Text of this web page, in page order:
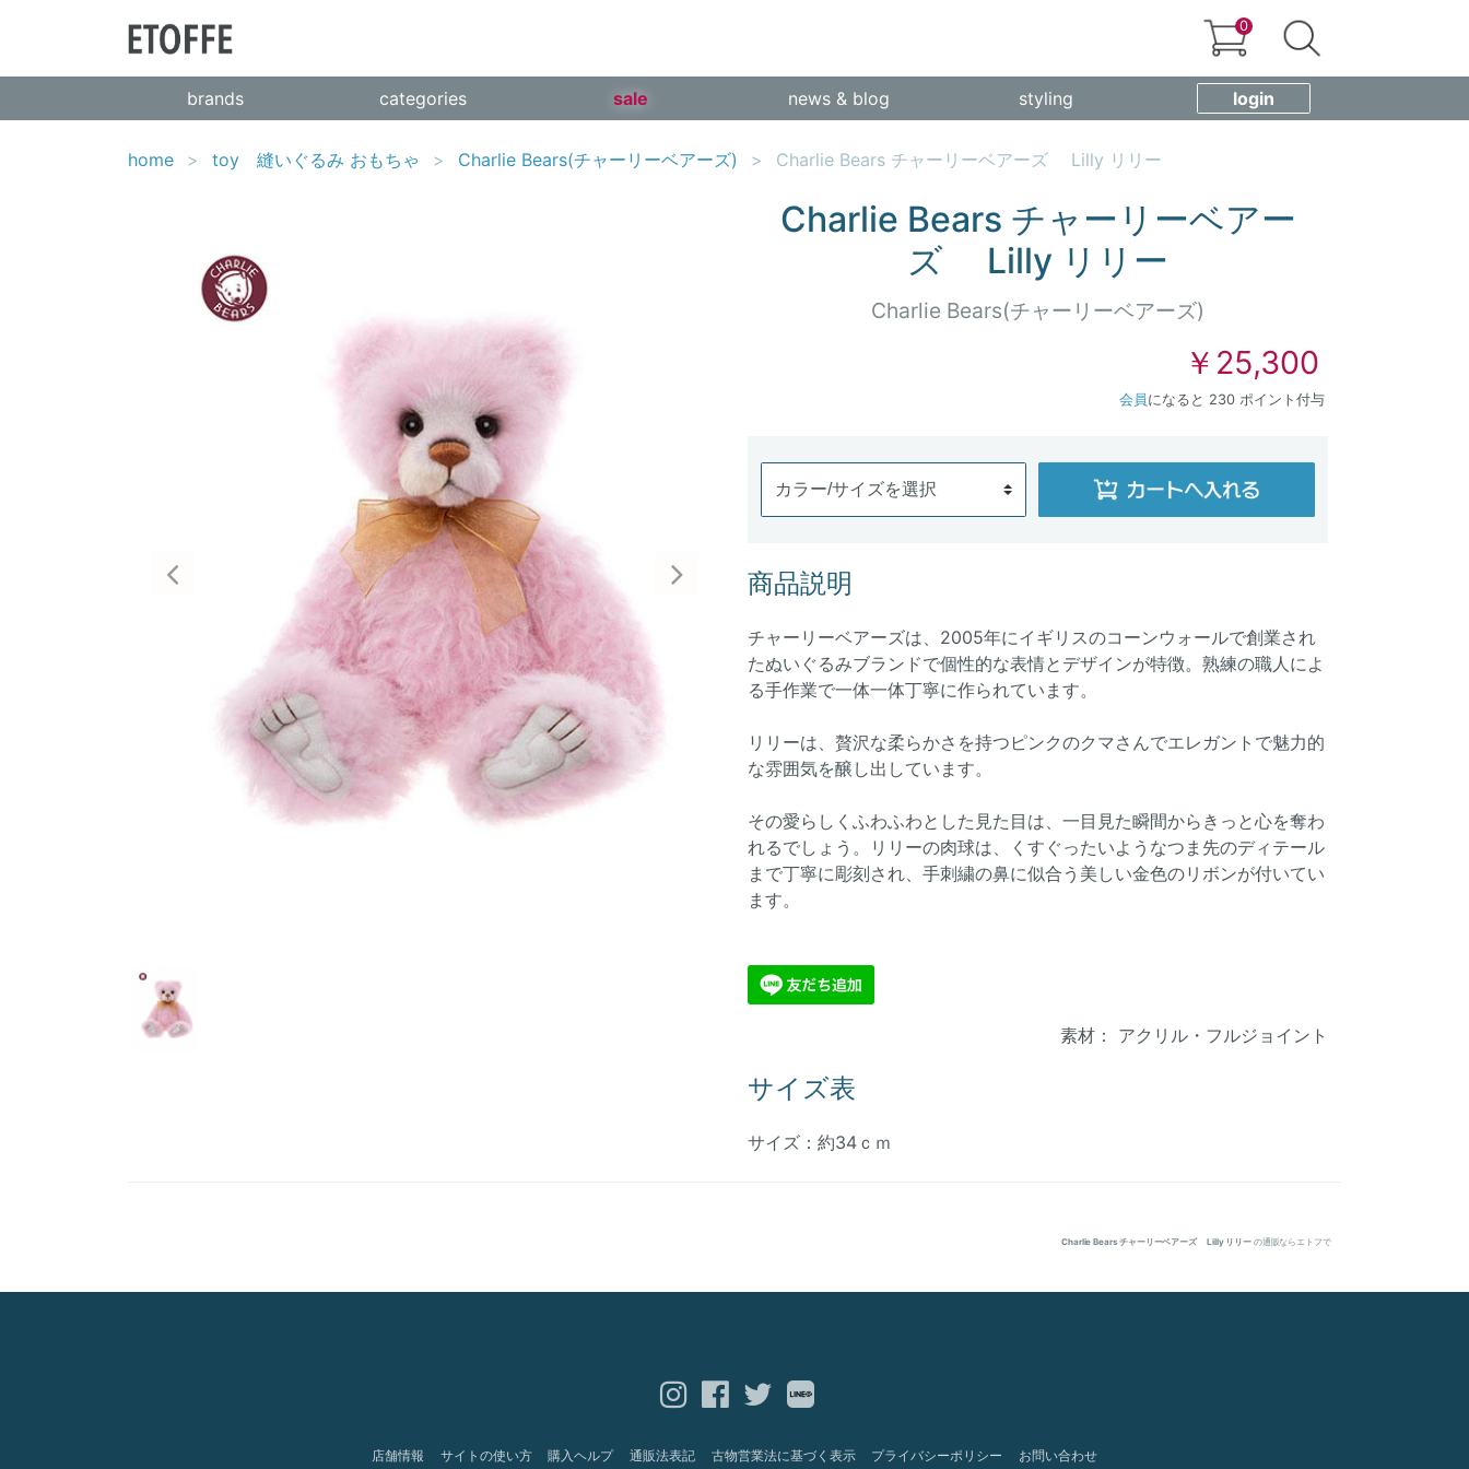
0
brands categories sale news & blog styling login
home toy 縫いぐるみ おもちゃ Charlie Bears(チャーリーベアーズ) Charlie Bears チャーリーベアーズ Lilly リリー
Charlie Bears チャーリーベアー
ズ Lilly リリー
Charlie Bears(チャーリーベアーズ)
￥25,300
会員 になると 230 ポイント付与
Previous Next 商品説明
チャーリーベアーズは、2005年にイギリスのコーンウォールで創業され
たぬいぐるみブランドで個性的な表情とデザインが特徴。熟練の職人によ
る手作業で一体一体丁寧に作られています。
リリーは、贅沢な柔らかさを持つピンクのクマさんでエレガントで魅力的
な雰囲気を醸し出しています。
その愛らしくふわふわとした見た目は、一目見た瞬間からきっと心を奪わ
れるでしょう。リリーの肉球は、くすぐったいようなつま先のディテール
まで丁寧に彫刻され、手刺繍の鼻に似合う美しい金色のリボンが付いてい
ます。
素材： アクリル・フルジョイント
サイズ表
サイズ：約34ｃｍ
Charlie Bears チャーリーベアーズ Lilly リリー の通販ならエトフで
店舗情報 サイトの使い方 購入ヘルプ 通販法表記 古物営業法に基づく表示 プライバシーポリシー お問い合わせ